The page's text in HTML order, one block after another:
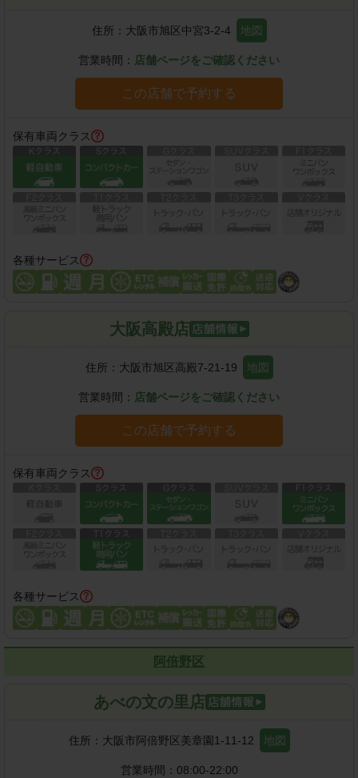
住所： 大阪市旭区中宮3-2-4 地図
営業時間： 店舗ページをご確認ください
この店舗で予約する
保有車両クラス
各種サービス
大阪高殿店
住所： 大阪市旭区高殿7-21-19 地図
営業時間： 店舗ページをご確認ください
この店舗で予約する
保有車両クラス
各種サービス
阿倍野区
あべの文の里店
住所： 大阪市阿倍野区美章園1-11-12 地図
営業時間： 08:00-22:00